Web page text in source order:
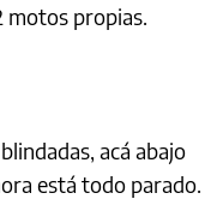
motos propias.
acá abajo
está todo parado.